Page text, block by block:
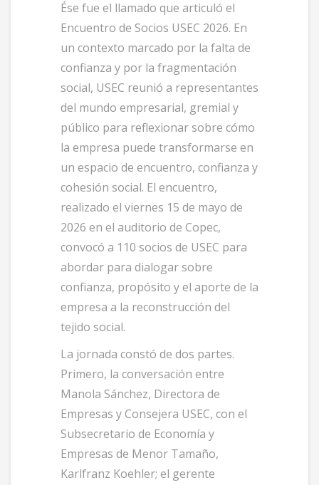
Ése fue el llamado que articuló el
Encuentro de Socios USEC 2026. En
un contexto marcado por la falta de
confianza y por la fragmentación
social, USEC reunió a representantes
del mundo empresarial, gremial y
público para reflexionar sobre cómo
la empresa puede transformarse en
un espacio de encuentro, confianza y
cohesión social. El encuentro,
realizado el viernes 15 de mayo de
2026 en el auditorio de Copec,
convocó a 110 socios de USEC para
abordar para dialogar sobre
confianza, propósito y el aporte de la
empresa a la reconstrucción del
tejido social.
La jornada constó de dos partes.
Primero, la conversación entre
Manola Sánchez, Directora de
Empresas y Consejera USEC, con el
Subsecretario de Economía y
Empresas de Menor Tamaño,
Karlfranz Koehler; el gerente